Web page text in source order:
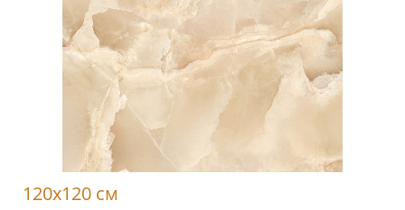
120x120 см